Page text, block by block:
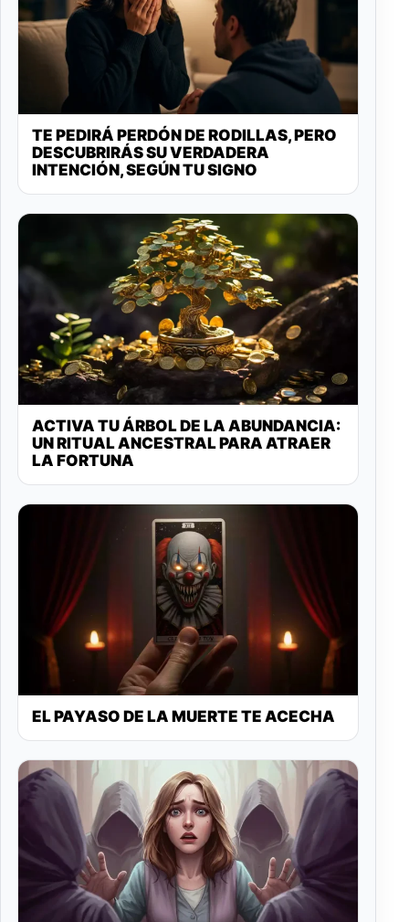
TE PEDIRÁ PERDÓN DE RODILLAS, PERO
DESCUBRIRÁS SU VERDADERA
INTENCIÓN, SEGÚN TU SIGNO
ACTIVA TU ÁRBOL DE LA ABUNDANCIA:
UN RITUAL ANCESTRAL PARA ATRAER
LA FORTUNA
EL PAYASO DE LA MUERTE TE ACECHA